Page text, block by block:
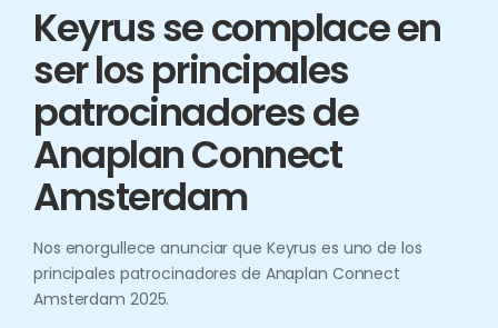
Keyrus se complace en
ser los principales
patrocinadores de
Anaplan Connect
Amsterdam
Nos enorgullece anunciar que Keyrus es uno de los
principales patrocinadores de Anaplan Connect
Amsterdam 2025.